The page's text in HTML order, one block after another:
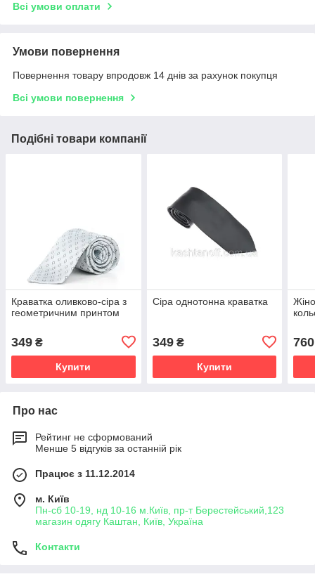
Всі умови оплати
Умови повернення
Повернення товару впродовж 14 днів за рахунок покупця
Всі умови повернення
Подібні товари компанії
Краватка оливково-сіра з
геометричним принтом
349 ₴
Купити
Сіра однотонна краватка
349₴
Купити
760
Про нас
Рейтинг не сформований
Менше 5 відгуків за останній рік
Працює з 11.12.2014
м. Київ
Пн-сб 10-19, нд 10-16 м.Київ, пр-т Берестейський,123
магазин одягу Каштан, Київ, Україна
Контакти